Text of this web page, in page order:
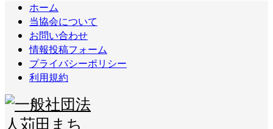
ホーム
当協会について
お問い合わせ
情報投稿フォーム
プライバシーポリシー
利用規約